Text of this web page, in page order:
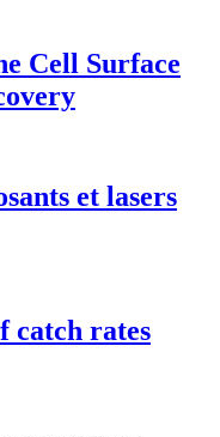
Cell Surface
et lasers
catch rates